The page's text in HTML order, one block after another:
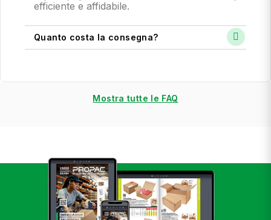
efficiente e affidabile.
Quanto costa la consegna?
Mostra tutte le FAQ